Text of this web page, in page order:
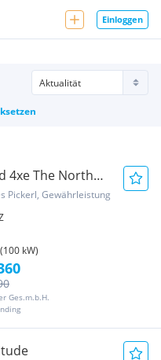
Einloggen
4xe The North
Pickerl, Gewährleistung
kW)
Ges.m.b.H.